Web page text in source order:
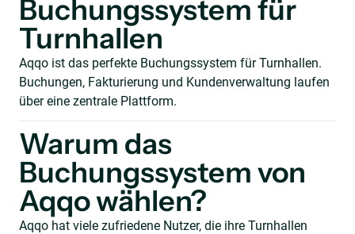
Buchungssystem für
Turnhallen
Aqqo ist das perfekte Buchungssystem für Turnhallen.
Buchungen, Fakturierung und Kundenverwaltung laufen
über eine zentrale Plattform.
Warum das
Buchungssystem von
Aqqo wählen?
Aqqo hat viele zufriedene Nutzer, die ihre Turnhallen